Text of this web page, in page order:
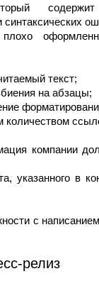
текст;
на абзацы;
количеством
компании
указанного в
с
релиз